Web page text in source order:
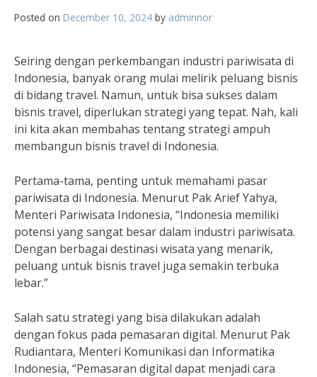
Posted on December 10, 2024 by adminnor
Seiring dengan perkembangan industri pariwisata di
Indonesia, banyak orang mulai melirik peluang bisnis
di bidang travel. Namun, untuk bisa sukses dalam
bisnis travel, diperlukan strategi yang tepat. Nah, kali
ini kita akan membahas tentang strategi ampuh
membangun bisnis travel di Indonesia.
Pertama-tama, penting untuk memahami pasar
pariwisata di Indonesia. Menurut Pak Arief Yahya,
Menteri Pariwisata Indonesia, “Indonesia memiliki
potensi yang sangat besar dalam industri pariwisata.
Dengan berbagai destinasi wisata yang menarik,
peluang untuk bisnis travel juga semakin terbuka
lebar.”
Salah satu strategi yang bisa dilakukan adalah
dengan fokus pada pemasaran digital. Menurut Pak
Rudiantara, Menteri Komunikasi dan Informatika
Indonesia, “Pemasaran digital dapat menjadi cara